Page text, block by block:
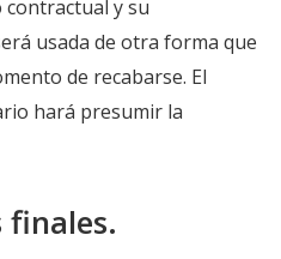
y su
usada de otra forma que
de recabarse. El
hará presumir la
finales.